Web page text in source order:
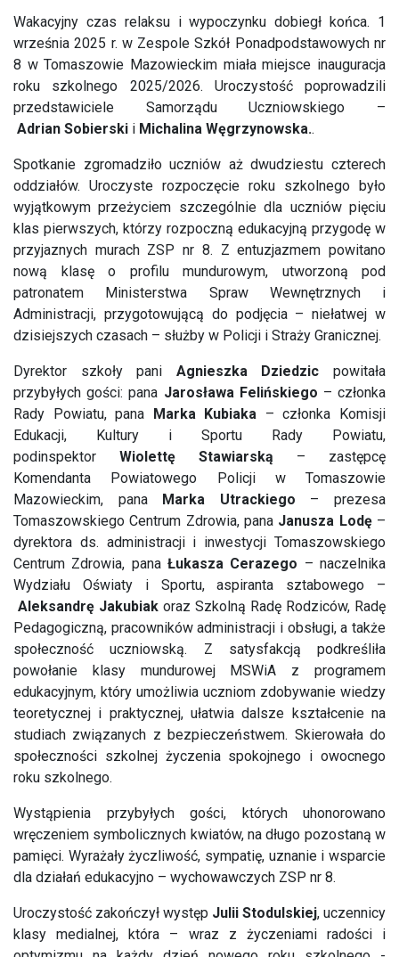
Wakacyjny czas relaksu i wypoczynku dobiegł końca. 1
września 2025 r. w Zespole Szkół Ponadpodstawowych nr
8 w Tomaszowie Mazowieckim miała miejsce inauguracja
roku szkolnego 2025/2026. Uroczystość poprowadzili
przedstawiciele Samorządu Uczniowskiego –
Adrian Sobierski i Michalina Węgrzynowska..
Spotkanie zgromadziło uczniów aż dwudziestu czterech
oddziałów. Uroczyste rozpoczęcie roku szkolnego było
wyjątkowym przeżyciem szczególnie dla uczniów pięciu
klas pierwszych, którzy rozpoczną edukacyjną przygodę w
przyjaznych murach ZSP nr 8. Z entuzjazmem powitano
nową klasę o profilu mundurowym, utworzoną pod
patronatem Ministerstwa Spraw Wewnętrznych i
Administracji, przygotowującą do podjęcia – niełatwej w
dzisiejszych czasach – służby w Policji i Straży Granicznej.
Dyrektor szkoły pani Agnieszka Dziedzicpowitała
przybyłych gości: pana Jarosława Felińskiego – członka
Rady Powiatu, pana
Marka Kubiaka – członka Komisji
Edukacji, Kultury i Sportu Rady Powiatu,
podinspektor Wiolettę Stawiarską – zastępcę
Komendanta Powiatowego Policji w Tomaszowie
Mazowieckim, pana
Marka Utrackiego – prezesa
Tomaszowskiego Centrum Zdrowia, pana Janusza Lodę –
dyrektora ds. administracji i inwestycji Tomaszowskiego
Centrum Zdrowia, panaŁukasza Cerazego – naczelnika
Wydziału Oświaty i Sportu, aspiranta sztabowego –
Aleksandrę Jakubiak oraz Szkolną Radę Rodziców, Radę
Pedagogiczną, pracowników administracji i obsługi, a także
społeczność uczniowską. Z satysfakcją podkreśliła
powołanie klasy mundurowej MSWiA z programem
edukacyjnym, który umożliwia uczniom zdobywanie wiedzy
teoretycznej i praktycznej, ułatwia dalsze kształcenie na
studiach związanych z bezpieczeństwem. Skierowała do
społeczności szkolnej życzenia spokojnego i owocnego
roku szkolnego.
Wystąpienia przybyłych gości, których uhonorowano
wręczeniem symbolicznych kwiatów, na długo pozostaną w
pamięci. Wyrażały życzliwość, sympatię, uznanie i wsparcie
dla działań edukacyjno – wychowawczych ZSP nr 8.
Uroczystość zakończył występ Julii Stodulskiej, uczennicy
klasy medialnej, która – wraz z życzeniami radości i